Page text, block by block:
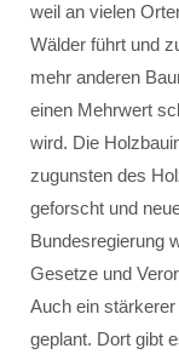
weil an vielen
Wälder führt und
mehr anderen
einen Mehrwert
wird. Die
zugunsten des
geforscht und
Bundesregierung
Gesetze und
Auch ein
geplant. Dort gibt